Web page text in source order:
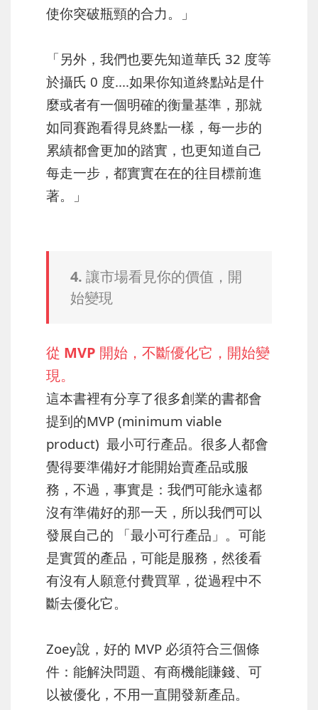
使你突破瓶頸的合力。」
「另外，我們也要先知道華氏 32 度等
於攝氏 0 度....如果你知道終點站是什
麼或者有一個明確的衡量基準，那就
如同賽跑看得見終點一樣，每一步的
累績都會更加的踏實，也更知道自己
每走一步，都實實在在的往目標前進
著。」
4. 讓市場看見你的價值，開
始變現
從 MVP 開始，不斷優化它，開始變
現。
這本書裡有分享了很多創業的書都會
提到的MVP (minimum viable
product) 最小可行產品。很多人都會
覺得要準備好才能開始賣產品或服
務，不過，事實是：我們可能永遠都
沒有準備好的那一天，所以我們可以
發展自己的 「最小可行產品」。可能
是實質的產品，可能是服務，然後看
有沒有人願意付費買單，從過程中不
斷去優化它。
Zoey說，好的 MVP 必須符合三個條
件：能解決問題、有商機能賺錢、可
以被優化，不用一直開發新產品。